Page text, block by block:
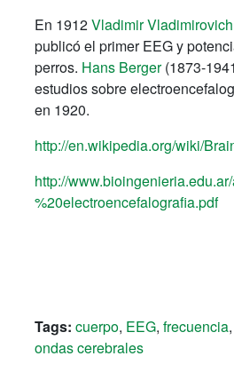
En 1912Vladimir
publicó el primer EEG y
perros. Hans Berger(1873-
estudios sobre
en 1920.
http://en.wikipedia.org/wiki/
http://
%20electroencefalografia.pdf
Tags: cuerpo, EEG, frecuencia,
ondas cerebrales